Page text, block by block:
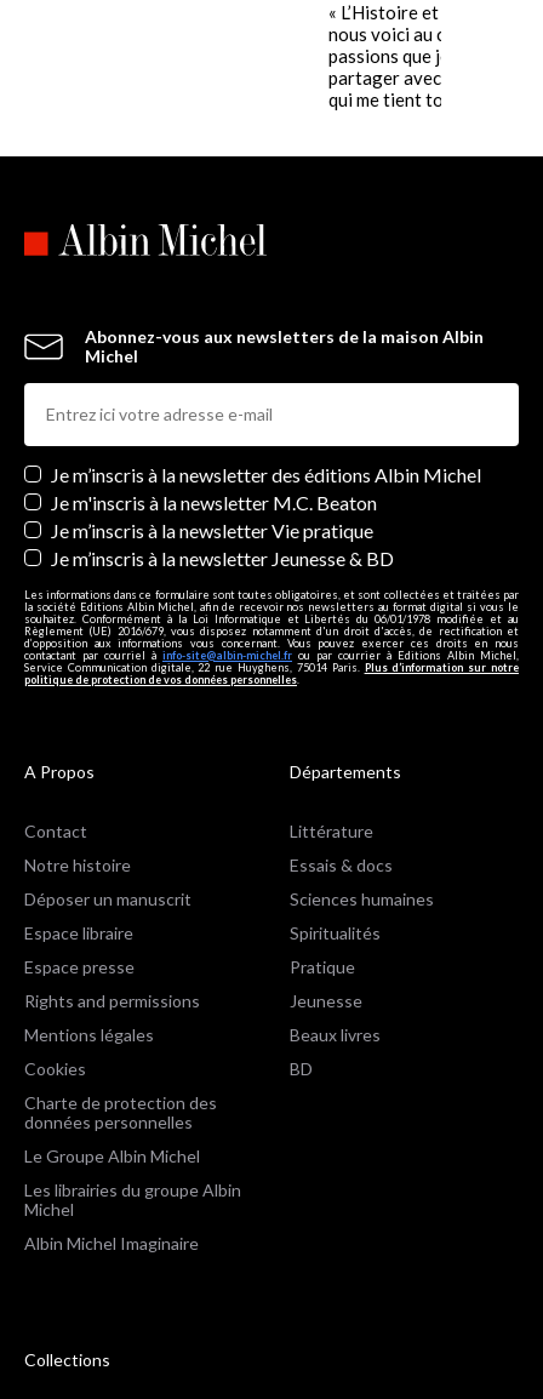
« L’Histoire et le
nous voici au cœur de mes
passions que je suis
partager avec vous dans
qui me tient tout......
Abonnez-vous aux newsletters de la maison Albin
Michel
Newsletters
Je m’inscris à la newsletter des éditions Albin Michel
Je m'inscris à la newsletter M.C. Beaton
Je m’inscris à la newsletter Vie pratique
Je m’inscris à la newsletter Jeunesse & BD
Les informations dans ce formulaire sont toutes obligatoires, et sont collectées et traitées par
la société Editions Albin Michel, afin de recevoir nos newsletters au format digital si vous le
souhaitez. Conformément à la Loi Informatique et Libertés du 06/01/1978 modifiée et au
Règlement (UE) 2016/679, vous disposez notamment d'un droit d'accès, de rectification et
d’opposition aux informations vous concernant. Vous pouvez exercer ces droits en nous
contactant par courriel à info-site@albin-michel.fr ou par courrier à Editions Albin Michel,
Service Communication digitale, 22 rue Huyghens, 75014 Paris. Plus d’information sur notre
politique de protection de vos données personnelles.
A Propos
Contact
Notre histoire
Déposer un manuscrit
Espace libraire
Espace presse
Rights and permissions
Mentions légales
Cookies
Charte de protection des
données personnelles
Le Groupe Albin Michel
Les librairies du groupe Albin
Michel
Albin Michel Imaginaire
Départements
Littérature
Essais & docs
Sciences humaines
Spiritualités
Pratique
Jeunesse
Beaux livres
BD
Collections